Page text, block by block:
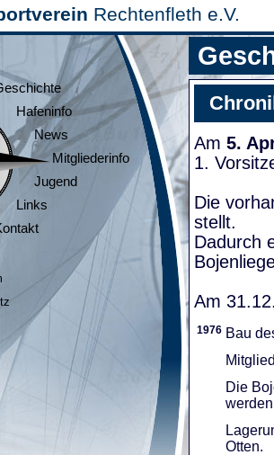
Rechtenfleth e.V.
Hafeninfo
News
Mitgliederinfo
Jugend
Links
Am 5.
1.
Die
stellt.
Dadurch
Am
1976 Bau
Die
Otten.